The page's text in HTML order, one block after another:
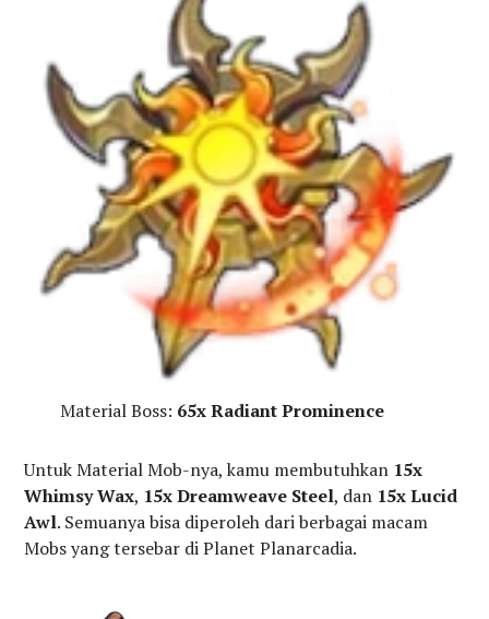
Material Boss: 65x Radiant Prominence
Untuk Material Mob-nya, kamu membutuhkan 15x
Whimsy Wax, 15x Dreamweave Steel, dan 15x Lucid
Awl. Semuanya bisa diperoleh dari berbagai macam
Mobs yang tersebar di Planet Planarcadia.